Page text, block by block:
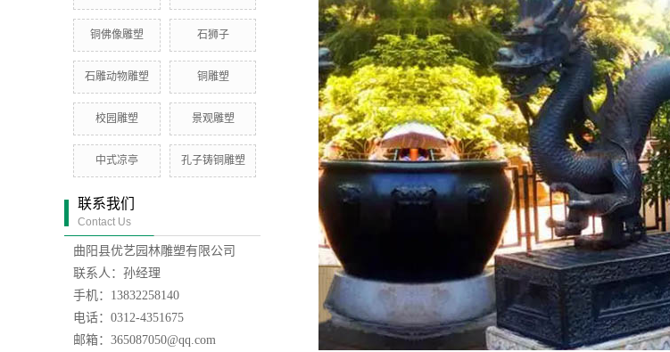
铜佛像雕塑 石狮子
石雕动物雕塑 铜雕塑
校园雕塑 景观雕塑
中式凉亭 孔子铸铜雕塑
联系我们
Contact Us
曲阳县优艺园林雕塑有限公司
联系人：孙经理
手机：13832258140
电话：0312-4351675
邮箱：365087050@qq.com